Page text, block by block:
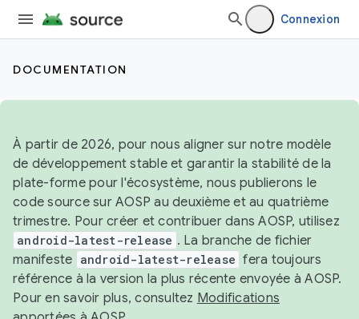
Connexion
DOCUMENTATION
À partir de 2026, pour nous aligner sur notre modèle
de développement stable et garantir la stabilité de la
plate-forme pour l'écosystème, nous publierons le
code source sur AOSP au deuxième et au quatrième
trimestre. Pour créer et contribuer dans AOSP, utilisez
android-latest-release . La branche de fichier
manifeste android-latest-release fera toujours
référence à la version la plus récente envoyée à AOSP.
Pour en savoir plus, consultez Modifications